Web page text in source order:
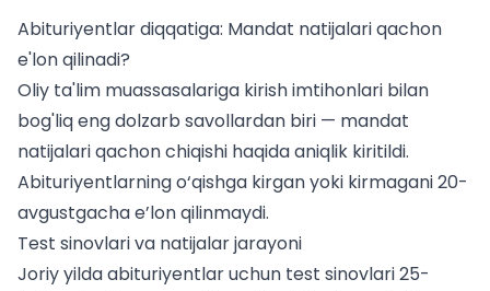
Abituriyentlar diqqatiga: Mandat natijalari qachon
e'lon qilinadi?
Oliy ta'lim muassasalariga kirish imtihonlari bilan
bog'liq eng dolzarb savollardan biri — mandat
natijalari qachon chiqishi haqida aniqlik kiritildi.
Abituriyentlarning o‘qishga kirgan yoki kirmagani 20-
avgustgacha e’lon qilinmaydi.
Test sinovlari va natijalar jarayoni
Joriy yilda abituriyentlar uchun test sinovlari 25-